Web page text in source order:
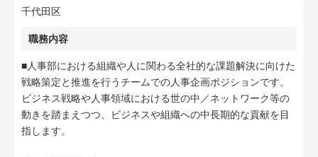
千代田区
職務内容
■人事部における組織や人に関わる全社的な課題解決に向けた
戦略策定と推進を行うチームでの人事企画ポジションです。
ビジネス戦略や人事領域における世の中／ネットワーク等の
動きを踏まえつつ、ビジネスや組織への中長期的な貢献を目
指します。